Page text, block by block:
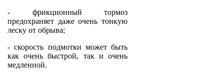
- фрикционный тормоз
предохраняет даже очень тонкую
леску от обрыва;
- скорость подмотки может быть
как очень быстрой, так и очень
медленной.